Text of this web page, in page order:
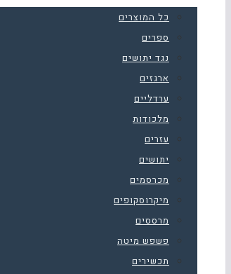
כל המוצרים
ספרים
נגד יתושים
ארגזים
ערדליים
מלכודות
עזרים
יתושים
מכרסמים
מיקרוסקופים
מרססים
פשפש מיטה
תכשירים